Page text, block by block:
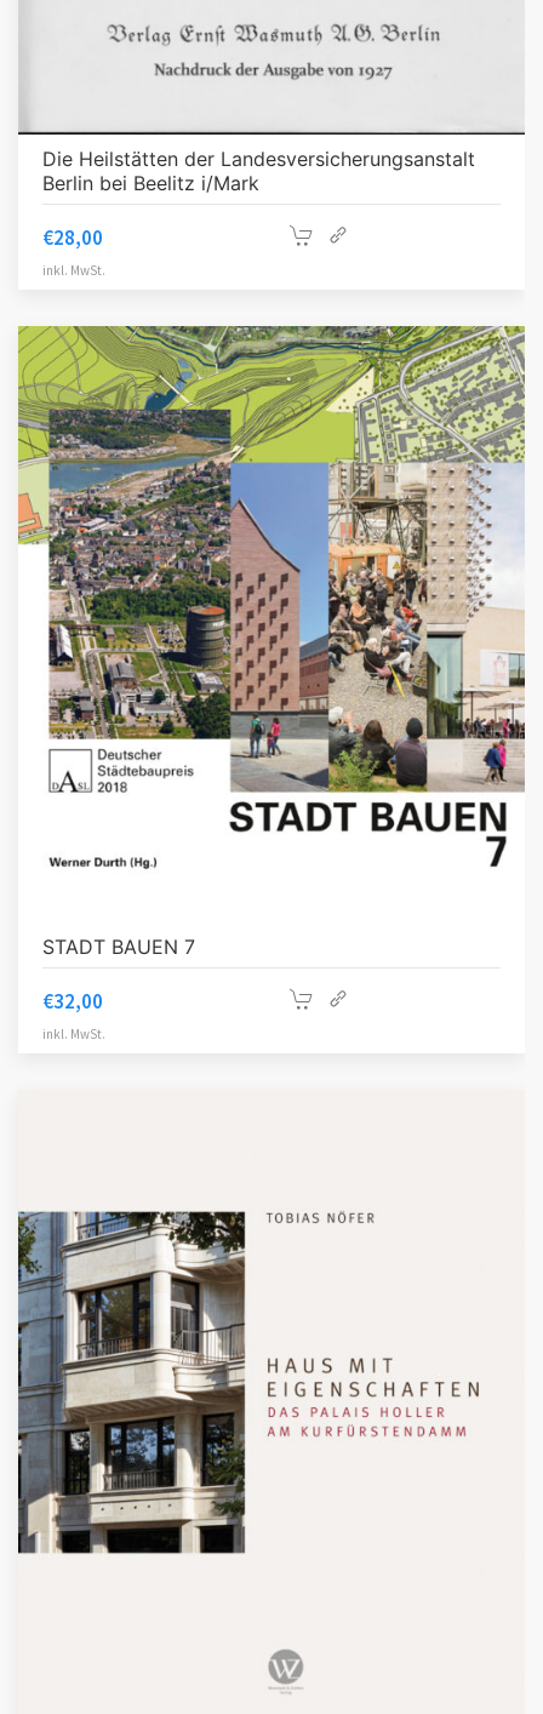
Die Heilstätten der Landesversicherungsanstalt
Berlin bei Beelitz i/Mark
€28,00
inkl. MwSt.
STADT BAUEN 7
€32,00
inkl. MwSt.